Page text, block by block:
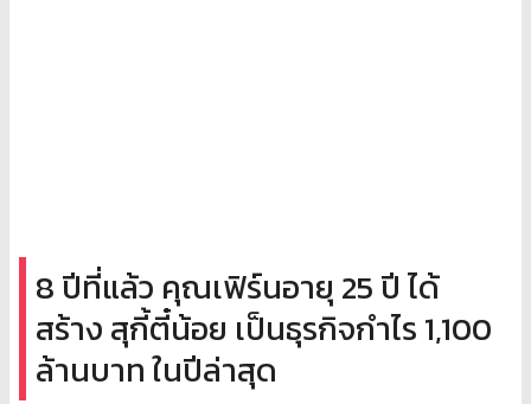
8 ปีที่แล้ว คุณเฟิร์นอายุ 25 ปี ได้
สร้าง สุกี้ตี๋น้อย เป็นธุรกิจกำไร 1,100
ล้านบาท ในปีล่าสุด